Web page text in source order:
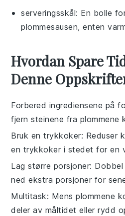
serveringsskål: En bolle
plommesausen, enten
Hvordan Spare
Denne
Forbered ingrediensene på
fjern steinene fra plommene
Bruk en trykkoker: Reduser
en trykkoker i stedet for en
Lag større porsjoner:
ned ekstra porsjoner for
Multitask: Mens plommene
deler av måltidet eller rydd